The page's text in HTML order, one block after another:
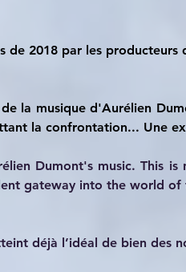
de 2018 par les producteurs
la musique d'Aurélien
la confrontation... Une
Dumont's music. This
gateway into the world of
déjà l’idéal de bien des